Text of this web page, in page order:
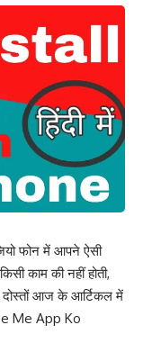
फोन में आपने ऐसी
काम की नहीं होती,
दोस्तों आज के आर्टिकल में
Me App Ko